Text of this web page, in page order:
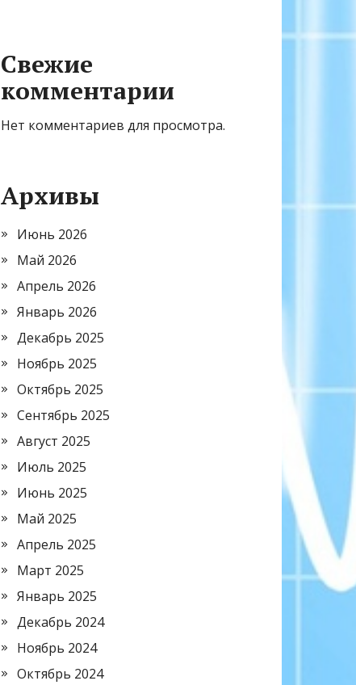
Свежие
комментарии
Нет комментариев для просмотра.
Архивы
Июнь 2026
Май 2026
Апрель 2026
Январь 2026
Декабрь 2025
Ноябрь 2025
Октябрь 2025
Сентябрь 2025
Август 2025
Июль 2025
Июнь 2025
Май 2025
Апрель 2025
Март 2025
Январь 2025
Декабрь 2024
Ноябрь 2024
Октябрь 2024